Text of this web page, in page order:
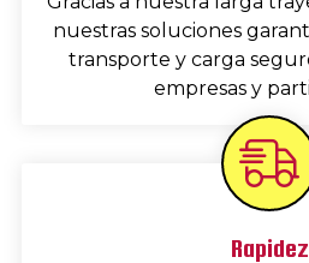
nuestras soluciones
transporte y carga
empresas y
Rapidez